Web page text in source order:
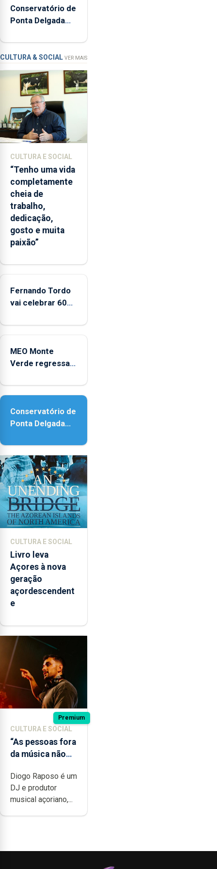
inspeções
relacionadas
a
apanha
ilegal
lapas
2022
e
2026.
ilha
das
Flores
apresenta
um
“decréscimo
significativo”
da
entre
e
2025
Conservatório de
Ponta Delgada
novos
instrumentos
CULTURA & SOCIAL VER MAIS
CULTURA E SOCIAL
“Tenho uma vida
completamente
cheia de
trabalho,
dedicação,
gosto e muita
paixão”
Fernando Tordo
vai celebrar 60
no Coliseu
MEO Monte
Verde regressa
acessibilidade
Conservatório de
Ponta Delgada
novos
instrumentos
CULTURA E SOCIAL
Livro leva
Açores à nova
geração
açordescendent
e
Premium
CULTURA E SOCIAL
“As pessoas fora
da música não
quão difícil é
produzir uma
música”
Diogo Raposo é um
DJ e produtor
musical açoriano,...